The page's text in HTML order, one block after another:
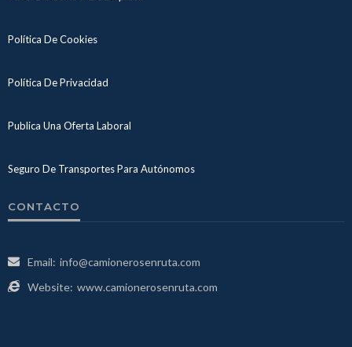
Política De Cookies
Política De Privacidad
Publica Una Oferta Laboral
Seguro De Transportes Para Autónomos
CONTACTO
Email: info@camionerosenruta.com
Website: www.camionerosenruta.com